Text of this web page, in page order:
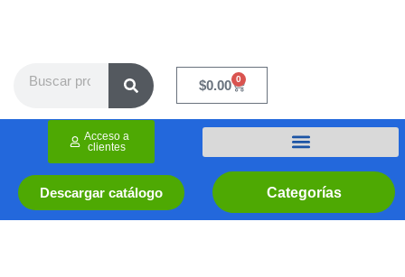
$0.00 0
Cart
Categorías
Descargar catálogo
Acceso a
clientes